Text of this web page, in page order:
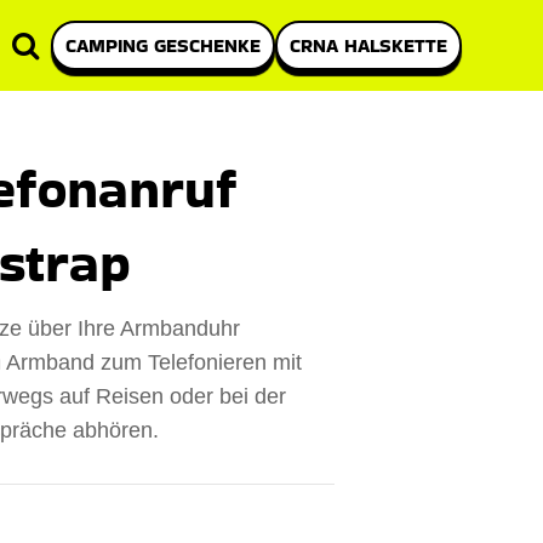
CAMPING GESCHENKE CRNA HALSKETTE
über Ihre Armbanduhr
zum Telefonieren mit
auf Reisen oder bei der
abhören.